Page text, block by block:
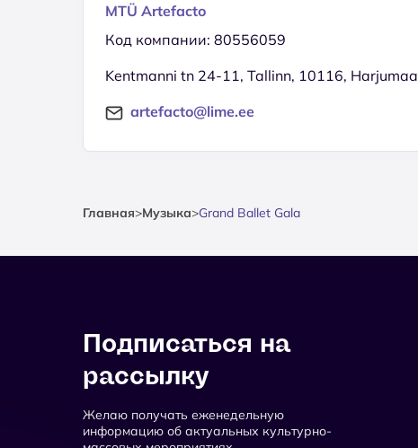
MTÜ Artefacto
Код компании: 80556059
Kentmanni tn 24-11, Tallinn, 10116, Harjumaa
artefacto@lime.ee
Главная>Музыка>Grand Ballet Gala
Подписаться на
рассылку
Желаю получать еженедельную
информацию об актуальных культурно-